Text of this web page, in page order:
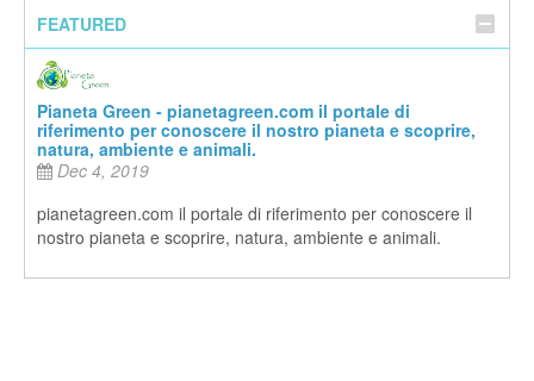
FEATURED
Pianeta Green - pianetagreen.com il portale di
riferimento per conoscere il nostro pianeta e scoprire,
natura, ambiente e animali.
Dec 4, 2019
pianetagreen.com il portale di riferimento per conoscere il
nostro pianeta e scoprire, natura, ambiente e animali.